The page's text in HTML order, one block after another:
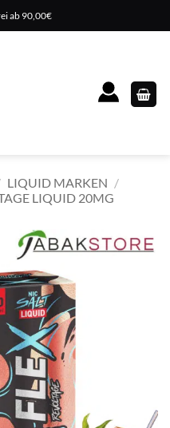
ab 90,00€
LIQUID MARKEN /
LIQUID 20MG